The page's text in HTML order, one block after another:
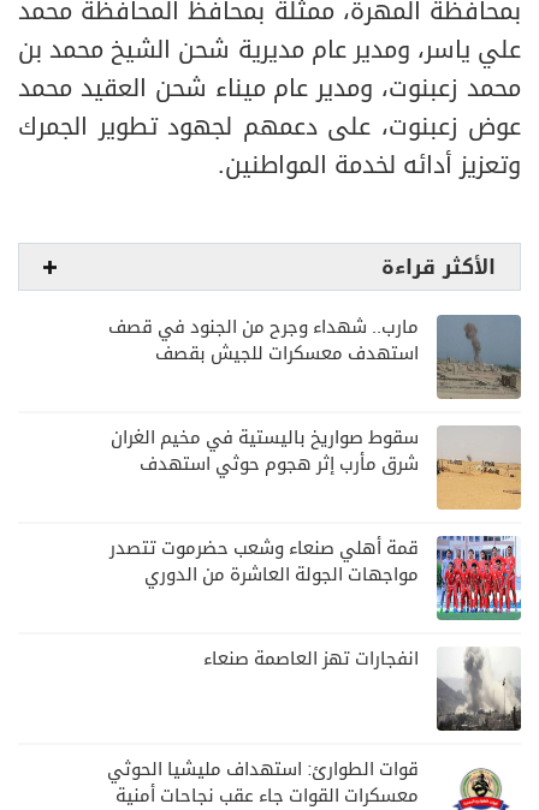
بمحافظة المهرة، ممثلة بمحافظ المحافظة محمد
علي ياسر، ومدير عام مديرية شحن الشيخ محمد بن
محمد زعبنوت، ومدير عام ميناء شحن العقيد محمد
عوض زعبنوت، على دعمهم لجهود تطوير الجمرك
وتعزيز أدائه لخدمة المواطنين.
الأكثر قراءة
مارب.. شهداء وجرح من الجنود في قصف
استهدف معسكرات للجيش بقصف
سقوط صواريخ باليستية في مخيم الغران
شرق مأرب إثر هجوم حوثي استهدف
قمة أهلي صنعاء وشعب حضرموت تتصدر
مواجهات الجولة العاشرة من الدوري
انفجارات تهز العاصمة صنعاء
قوات الطوارئ: استهداف مليشيا الحوثي
معسكرات القوات جاء عقب نجاحات أمنية